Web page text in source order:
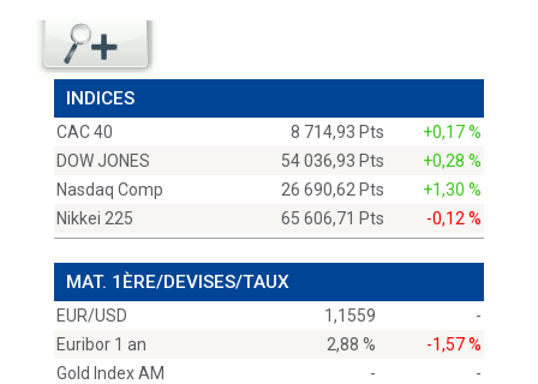
INDICES
CAC 40 8 714,93 Pts
+0,17 %
DOW JONES
54 036,93 Pts
+0,28 %
Nasdaq Comp
26 690,62 Pts
+1,30 %
Nikkei 225
65 606,71 Pts -0,12 %
MAT. 1ÈRE/DEVISES/TAUX
EUR/USD 1,1559
-
Euribor 1 an
2,88 %
-1,57 %
Gold Index AM
-
-